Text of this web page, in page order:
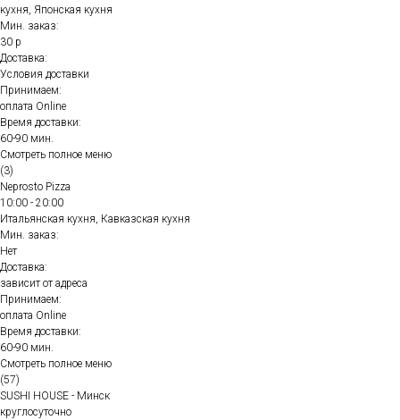
кухня, Японская кухня
Мин. заказ:
30 р
Доставка:
Условия доставки
Принимаем:
оплата Online
Время доставки:
60-90 мин.
Смотреть полное меню
(3)
Neprosto Pizza
10:00 - 20:00
Итальянская кухня, Кавказская кухня
Мин. заказ:
Нет
Доставка:
зависит от адреса
Принимаем:
оплата Online
Время доставки:
60-90 мин.
Смотреть полное меню
(57)
SUSHI HOUSE - Минск
круглосуточно